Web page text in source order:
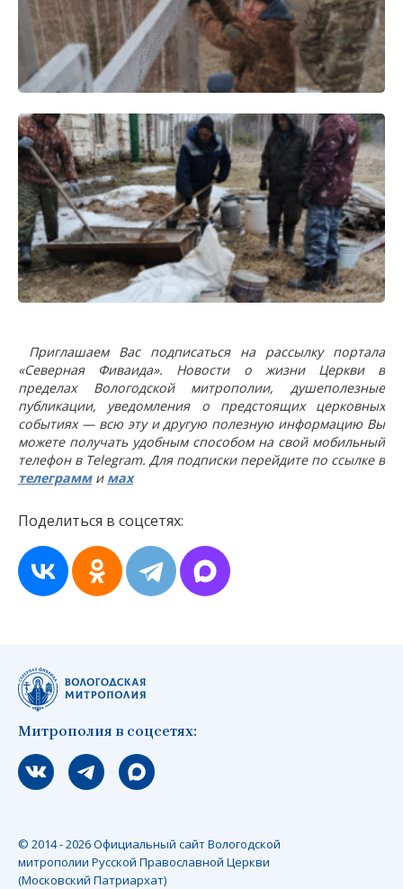
Приглашаем Вас подписаться на рассылку портала
«Северная Фиваида». Новости о жизни Церкви в
пределах Вологодской митрополии, душеполезные
публикации, уведомления о предстоящих церковных
событиях — всю эту и другую полезную информацию Вы
можете получать удобным способом на свой мобильный
телефон в Telegram. Для подписки перейдите по ссылке в
телеграмми мах
Поделиться в соцсетях:
Митрополия в соцсетях:
Мы вконтакте
Мы в telegram
Мы в Макс
© 2014 - 2026 Официальный сайт Вологодской
митрополии Русской Православной Церкви
(Московский Патриархат)